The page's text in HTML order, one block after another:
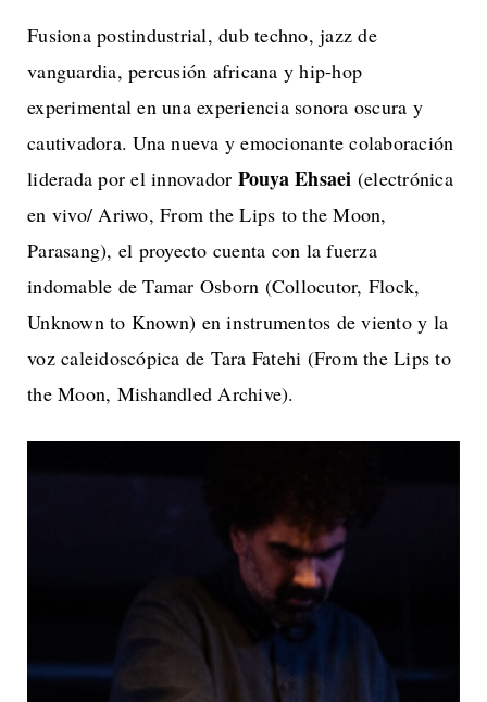
Fusiona postindustrial, dub techno, jazz de
vanguardia, percusión africana y hip-hop
experimental en una experiencia sonora oscura y
cautivadora. Una nueva y emocionante colaboración
liderada por el innovador Pouya Ehsaei (electrónica
en vivo/ Ariwo, From the Lips to the Moon,
Parasang), el proyecto cuenta con la fuerza
indomable de Tamar Osborn (Collocutor, Flock,
Unknown to Known) en instrumentos de viento y la
voz caleidoscópica de Tara Fatehi (From the Lips to
the Moon, Mishandled Archive).